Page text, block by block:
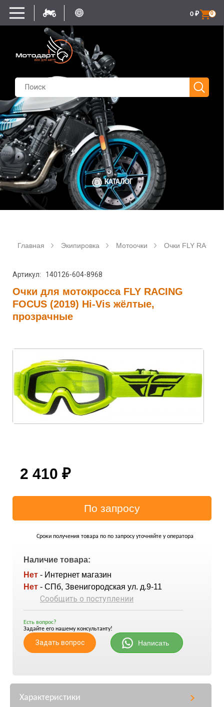
0
0 ₽
КАТАЛОГ
Главная Экипировка Мотоочки Очки FLY RACING
Артикул: 140126-604-8968
Очки для мотокросса FLY RACING
FOCUS (2019) Hi-Vis жёлтые,
прозрачные
2 410 ₽
Сроки получения товара по по запросу уточняйте у оператора
Наличие товара:
Нет - Интернет магазин
Нет - СПб, Звенигородская ул. д.9-11
Сообщить о поступлении
Есть вопрос?
Задайте его нашему консультанту!
Задать вопрос Написать
Характеристики